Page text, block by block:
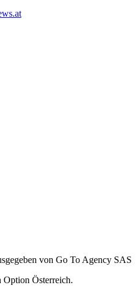
von Go To Agency SAS
Option Österreich.